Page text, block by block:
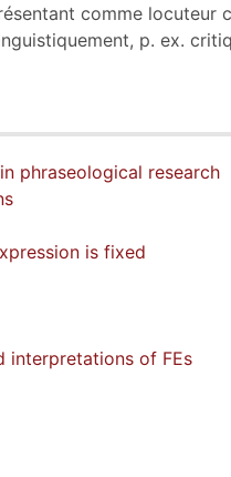
comme locuteur
p. ex.
phraseological research
is fixed
interpretations of FEs